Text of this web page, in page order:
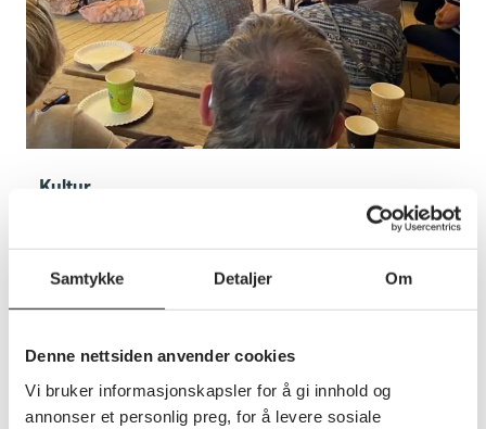
Samtykke Detaljer Om
Denne nettsiden anvender cookies
Vi bruker informasjonskapsler for å gi innhold og
annonser et personlig preg, for å levere sosiale
Kultur
Med fullbooket hotell og alle aktivitetene klare er
dager unna.